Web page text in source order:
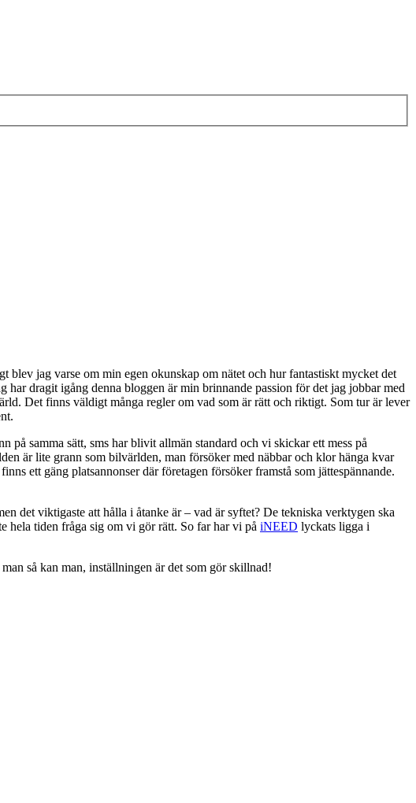
jag varse om min egen okunskap om nätet och hur fantastiskt mycket det
dragit igång denna bloggen är min brinnande passion för det jag jobbar med
Det finns väldigt många regler om vad som är rätt och riktigt. Som tur är lever
samma sätt, sms har blivit allmän standard och vi skickar ett mess på
är lite grann som bilvärlden, man försöker med näbbar och klor hänga kvar
ett gäng platsannonser där företagen försöker framstå som jättespännande.
det viktigaste att hålla i åtanke är – vad är syftet? De tekniska verktygen ska
hela tiden fråga sig om vi gör rätt. So far har vi på iNEED lyckats ligga i
så kan man, inställningen är det som gör skillnad!